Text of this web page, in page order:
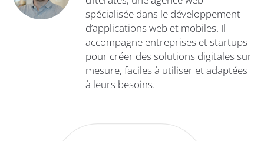
spécialisée dans le développement
d’applications web et mobiles. Il
accompagne entreprises et startups
pour créer des solutions digitales sur
mesure, faciles à utiliser et adaptées
à leurs besoins.